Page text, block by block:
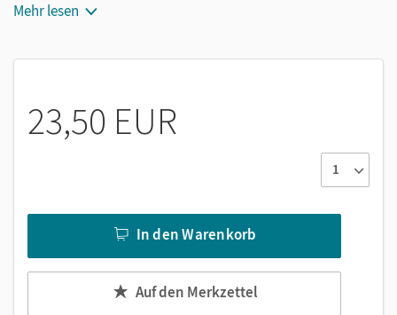
komplexer Spielfähigkeiten. Die Sportspiele sind auch für
Mehr lesen
23,50 EUR
In den Warenkorb
Auf den Merkzettel